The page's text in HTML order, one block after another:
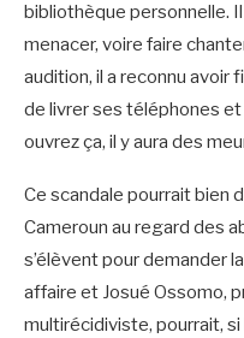
bibliothèque personnelle.
menacer, voire faire
audition, il a reconnu avoir
de livrer ses téléphones et
ouvrez ça, il y aura des
Ce scandale pourrait bien
Cameroun au regard des
s’élèvent pour demander
affaire et Josué Ossomo,
multirécidiviste, pourrait,